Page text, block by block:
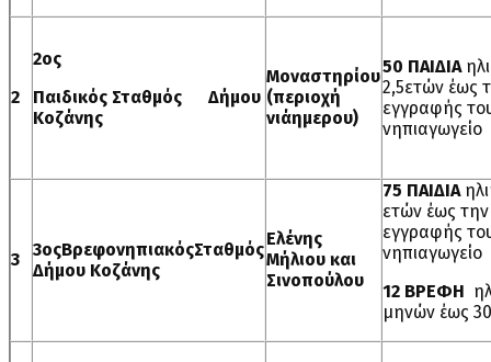
2
2ος
Παιδικός Σταθμός Δήμου
Κοζάνης
Μοναστηρίου
(περιοχή
νιάημερου)
50 ΠΑΙΔΙΑ
2,5ετών έως
εγγραφής
νηπιαγωγείο
3
3οςΒρεφονηπιακόςΣταθμός
Δήμου Κοζάνης
Ελένης
Μήλιου και
Σινοπούλου
75 ΠΑΙΔΙΑ
ετών έως την
εγγραφής
νηπιαγωγείο
12 ΒΡΕΦΗ
μηνών έως